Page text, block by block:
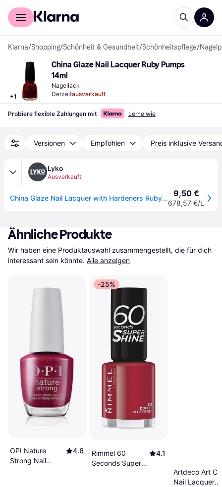
Für Shopper
Klarna/Shopping/Schönheit & Gesundheit/Schönheitspflege/
+1
China Glaze Nail Lacquer Ruby Pumps
14ml
Nagellack
Derzeitausverkauft
Probiere flexible Zahlungen mit Lerne wie
Versionen Empfohlen Preis inklusive
Lyko
Ausverkauft
China Glaze Nail Lacquer with Hardeners Ruby Pumps 9,50 €
678,57 €/L
Ähnliche Produkte
Wir haben eine Produktauswahl zusammengestellt, die für dich
interessant sein könnte. Alle anzeigen
OPI Nature
Strong Nail
4.6
-25%
Rimmel 60
Seconds Super
4.1
Artdeco Art
Nail Lacquer